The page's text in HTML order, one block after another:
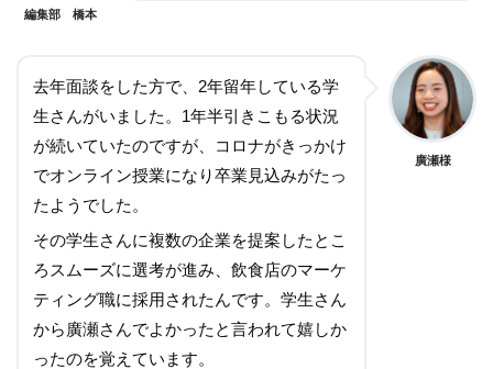
編集部 橋本
去年面談をした方で、2年留年している学
生さんがいました。1年半引きこもる状況
が続いていたのですが、コロナがきっかけ
でオンライン授業になり卒業見込みがたっ
たようでした。
その学生さんに複数の企業を提案したとこ
ろスムーズに選考が進み、飲食店のマーケ
ティング職に採用されたんです。学生さん
から廣瀬さんでよかったと言われて嬉しか
ったのを覚えています。
廣瀬様